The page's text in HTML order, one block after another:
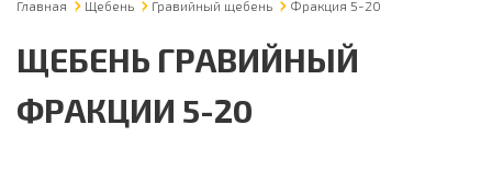
Главная Щебень Гравийный щебень Фракция 5-20
ЩЕБЕНЬ ГРАВИЙНЫЙ
ФРАКЦИИ 5-20
Доставка от 3 м